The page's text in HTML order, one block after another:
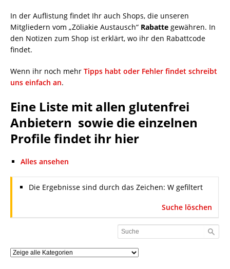
In der Auflistung findet Ihr auch Shops, die unseren
Mitgliedern vom „Zöliakie Austausch“ Rabatte gewähren. In
den Notizen zum Shop ist erklärt, wo ihr den Rabattcode
findet.
Wenn ihr noch mehr Tipps habt oder Fehler findet schreibt
uns einfach an.
Eine Liste mit allen glutenfrei
Anbietern sowie die einzelnen
Profile findet ihr hier
Alles ansehen
Die Ergebnisse sind durch das Zeichen: W gefiltert
Suche löschen